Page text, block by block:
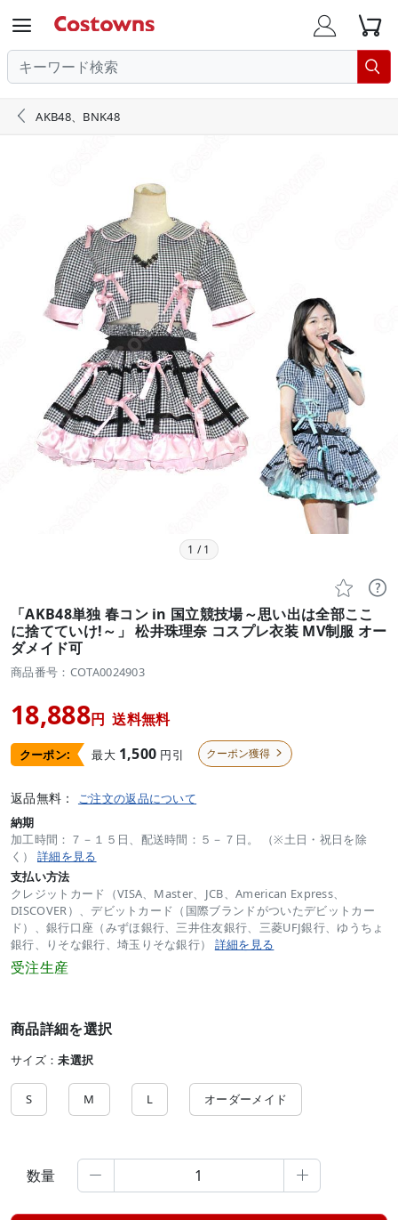
  

 AKB48、BNK48
1 /1
 
「AKB48単独 春コン in 国立競技場～思い出は全部ここ
に捨てていけ!～」 松井珠理奈 コスプレ衣装 MV制服 オー
ダメイド可
商品番号：COTA0024903
18,888円 送料無料
クーポン: 最大 1,500 円引 クーポン獲得 
返品無料： ご注文の返品について
納期
加工時間：７－１５日、配送時間：５－７日。 （※土日・祝日を除
く） 詳細を見る
支払い方法
クレジットカード（VISA、Master、JCB、American Express、
DISCOVER）、デビットカード（国際ブランドがついたデビットカー
ド）、銀行口座（みずほ銀行、三井住友銀行、三菱UFJ銀行、ゆうちょ
銀行、りそな銀行、埼玉りそな銀行） 詳細を見る
受注生産
商品詳細を選択
サイズ：未選択
S M L オーダーメイド
数量  